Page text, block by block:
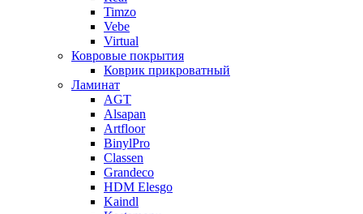
Timzo
Vebe
Virtual
Ковровые покрытия
Коврик прикроватный
Ламинат
AGT
Alsapan
Artfloor
BinylPro
Classen
Grandeco
HDM Elesgo
Kaindl